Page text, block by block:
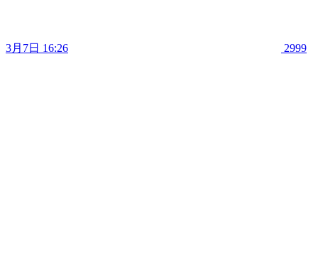
3月7日 16:26 2999